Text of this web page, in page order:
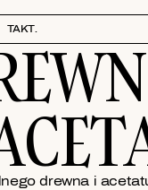
TAKT.
drewna i